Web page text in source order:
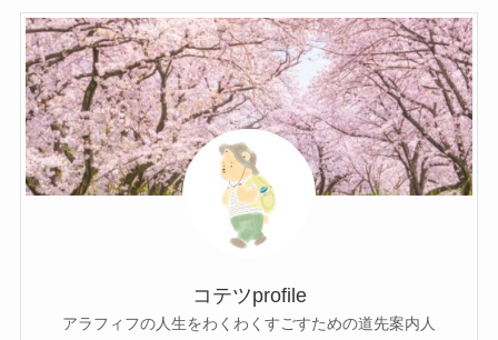
コテツprofile
アラフィフの人生をわくわくすごすための道先案内人